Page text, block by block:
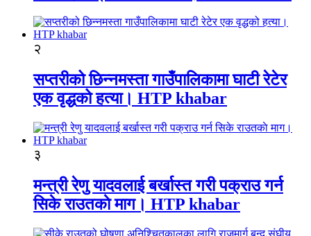
२
सप्तरीको छिन्नमस्ता गाउँपालिकामा घाटी रेटेर
एक वृद्धको हत्या। HTP khabar
३
मन्त्री रेणु यादवलाई बर्खास्त गरी पक्राउ गर्न
सिके राउतकाे माग। HTP khabar